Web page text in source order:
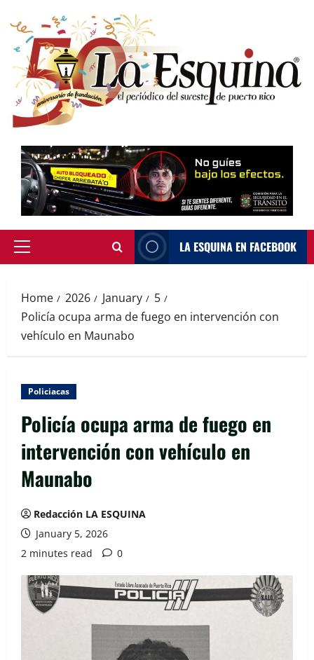
to
content
Primary
LA ESQUINA EN FACEBOOK
Home 2026 January
5
Policía ocupa arma de fuego en intervención con
vehículo en Maunabo
Policiacas
Policía ocupa arma de fuego en
intervención con vehículo en
Maunabo
Redacción LA ESQUINA
January 5, 2026
2 minutes read
0